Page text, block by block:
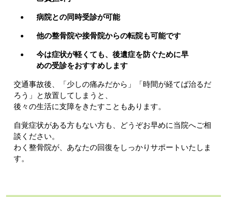
病院との同時受診が可能
他の整骨院や接骨院からの転院も可能です
今は症状が軽くても、後遺症を防ぐために早
めの受診をおすすめします
交通事故後、「少しの痛みだから」「時間が経てば治るだ
ろう」と放置してしまうと、
後々の生活に支障をきたすこともあります。
自覚症状がある方もない方も、どうぞお早めに当院へご相
談ください。
わく整骨院が、あなたの回復をしっかりサポートいたしま
す。